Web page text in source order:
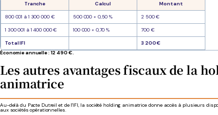
Tranche
Calcul Montant
800 001 à 1 300 000 € 500 000 × 0,50 % 2 500 €
1 300 001 à 1 400 000 € 100 000 × 0,70 % 700 €
Total IFI
3 200 €
Économie annuelle : 12 490 €.
Les autres avantages fiscaux de la
animatrice
Au-delà du Pacte Dutreil et de l'IFI, la société holding animatrice donne accès à plusieurs
aux sociétés opérationnelles.